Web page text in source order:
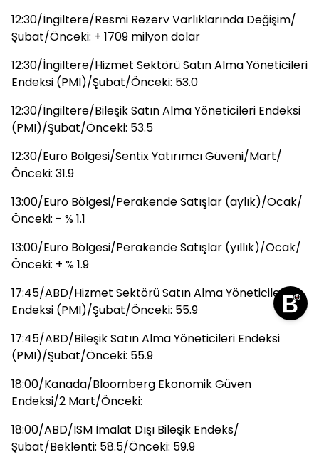
12:30/İngiltere/Resmi Rezerv Varlıklarında Değişim/
Şubat/Önceki: + 1709 milyon dolar
12:30/İngiltere/Hizmet Sektörü Satın Alma Yöneticileri
Endeksi (PMI)/Şubat/Önceki: 53.0
12:30/İngiltere/Bileşik Satın Alma Yöneticileri Endeksi
(PMI)/Şubat/Önceki: 53.5
12:30/Euro Bölgesi/Sentix Yatırımcı Güveni/Mart/
Önceki: 31.9
13:00/Euro Bölgesi/Perakende Satışlar (aylık)/Ocak/
Önceki: - % 1.1
13:00/Euro Bölgesi/Perakende Satışlar (yıllık)/Ocak/
Önceki: + % 1.9
17:45/ABD/Hizmet Sektörü Satın Alma Yöneticileri
Endeksi (PMI)/Şubat/Önceki: 55.9
17:45/ABD/Bileşik Satın Alma Yöneticileri Endeksi
(PMI)/Şubat/Önceki: 55.9
18:00/Kanada/Bloomberg Ekonomik Güven
Endeksi/2 Mart/Önceki:
18:00/ABD/ISM İmalat Dışı Bileşik Endeks/
Şubat/Beklenti: 58.5/Önceki: 59.9